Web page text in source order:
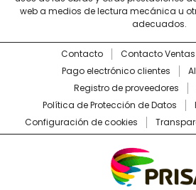
web a medios de lectura mecánica u
adecuados.
Contacto Contacto Ventas
Pago electrónico clientes
Registro de proveedores
Política de Protección de Datos
Configuración de cookies